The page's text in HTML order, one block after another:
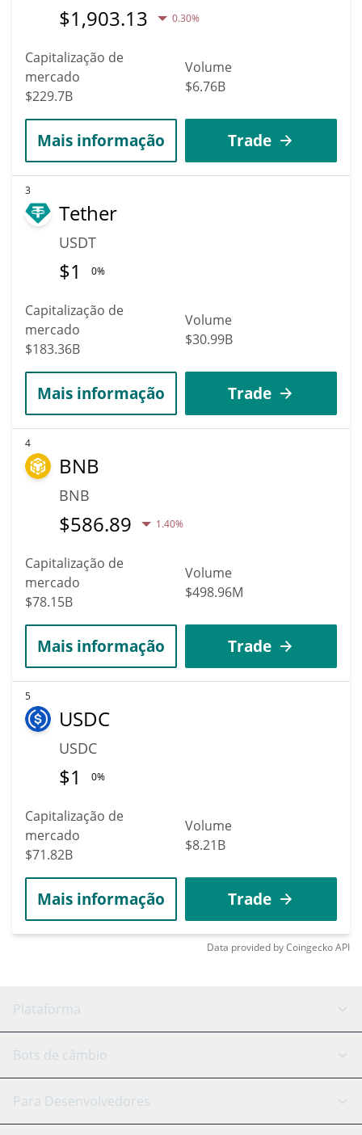
$1,903.13 0.30%
Capitalização de
mercado
$229.7B
Volume
$6.76B
Mais informação Trade
3
Tether
USDT
$1 0%
Capitalização de
mercado
$183.36B
Volume
$30.99B
Mais informação Trade
4
BNB
BNB
$586.89 1.40%
Capitalização de
mercado
$78.15B
Volume
$498.96M
Mais informação Trade
5
USDC
USDC
$1 0%
Capitalização de
mercado
$71.82B
Volume
$8.21B
Mais informação Trade
Data provided byCoingeckoAPI
Plataforma
Bot GRID
Signal Bot
Assistente de IA
Bots de câmbio
Binance
Para Desenvolvedores